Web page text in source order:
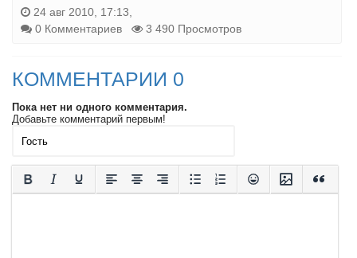
24 авг 2010, 17:13,
0 Комментариев
3 490 Просмотров
КОММЕНТАРИИ 0
Пока нет ни одного комментария.
Добавьте комментарий первым!